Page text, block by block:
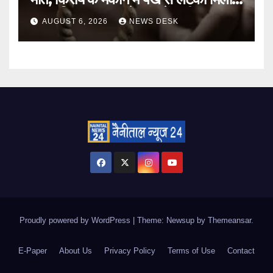
शव; पुलिस हर पहलू से जांच में जुटी
AUGUST 6, 2026 NEWS DESK
Proudly powered by WordPress Theme: Newsup by Themeansar.
E-Paper About Us Privacy Policy Terms of Use Contact